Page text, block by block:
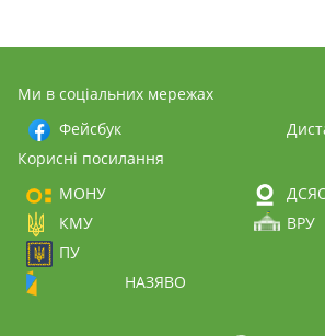
Ми в соціальних мережах
Фейсбук
Корисні посилання
МОНУ
КМУ
ВРУ
ПУ
НАЗЯВО